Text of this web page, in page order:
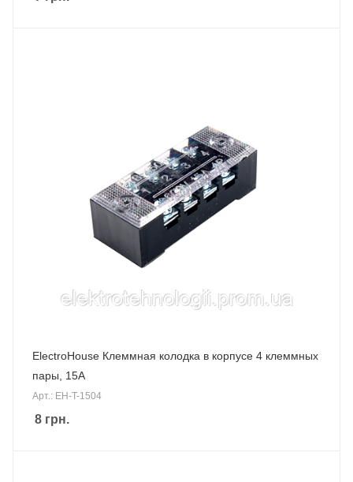
ElectroHouse Клеммная колодка в корпусе 4 клеммных
пары, 15А
Арт.: EH-T-1504
8 грн.